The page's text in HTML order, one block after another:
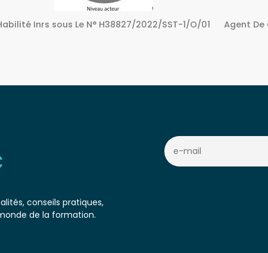
De Certification sous Le N° 72240158724 Centre
conseils pratiques,
de la formation.